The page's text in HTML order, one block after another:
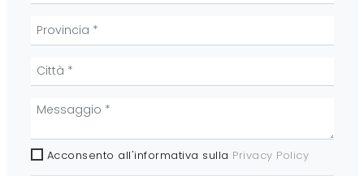
Acconsento all'informativa sulla Privacy Policy